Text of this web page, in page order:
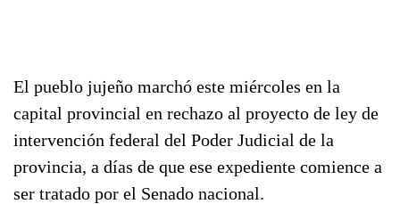
El pueblo jujeño marchó este miércoles en la
capital provincial en rechazo al proyecto de ley de
intervención federal del Poder Judicial de la
provincia, a días de que ese expediente comience a
ser tratado por el Senado nacional.